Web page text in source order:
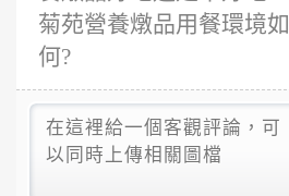
菊苑營養燉品用餐環境如
何?